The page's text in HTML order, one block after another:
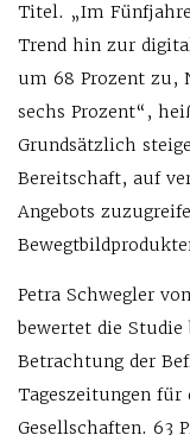
Titel. „Im
Trend hin zur
um 68 Prozent zu,
sechs Prozent“,
Grundsätzlich
Bereitschaft, auf
Angebots
Petra Schwegler
bewertet die
Betrachtung der
Tageszeitungen für
Gesellschaften. 63